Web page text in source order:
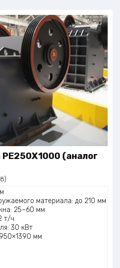
(аналог
материала: до 210 мм
25–60 мм
т/ч
30 кВт
мм